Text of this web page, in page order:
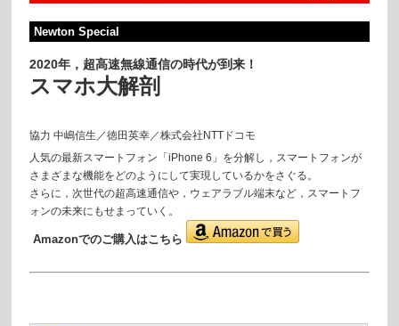
Newton Special
2020年，超高速無線通信の時代が到来！
スマホ大解剖
協力 中嶋信生／徳田英幸／株式会社NTTドコモ
人気の最新スマートフォン「iPhone 6」を分解し，スマートフォンが
さまざまな機能をどのようにして実現しているかをさぐる。
さらに，次世代の超高速通信や，ウェアラブル端末など，スマートフ
ォンの未来にもせまっていく。
Amazonでのご購入はこちら